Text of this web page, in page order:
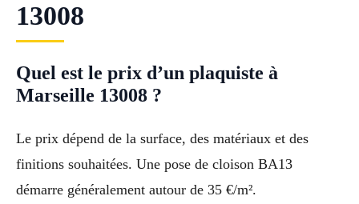
13008
Quel est le prix d’un plaquiste à
Marseille 13008 ?
Le prix dépend de la surface, des matériaux et des
finitions souhaitées. Une pose de cloison BA13
démarre généralement autour de 35 €/m².